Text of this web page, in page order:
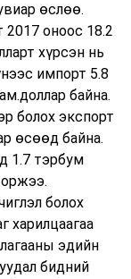
өслөө.
2017 оноос 18.2
хүрсэн нь
импорт 5.8
байна.
болох экспорт
өсөөд байна.
1.7 тэрбум
болох
харилцаагаа
эдийн
бидний